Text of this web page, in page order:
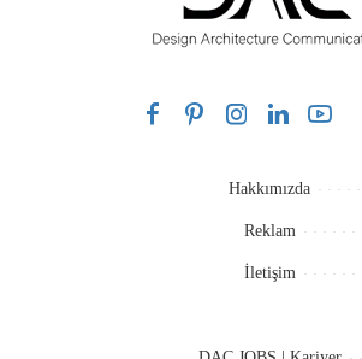
Hakkımızda
Reklam
İletişim